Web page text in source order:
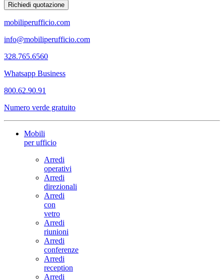
Richiedi quotazione
mobiliperufficio.com
info@mobiliperufficio.com
328.765.6560
Whatsapp Business
800.62.90.91
Numero verde gratuito
Mobili
per ufficio
Arredi
operativi
Arredi
direzionali
Arredi
con
vetro
Arredi
riunioni
Arredi
conferenze
Arredi
reception
Arredi